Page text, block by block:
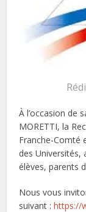
À l’occasion de
MORETTI, la
Franche-Comté
des Universités,
élèves, parents
Nous vous
suivant :https://